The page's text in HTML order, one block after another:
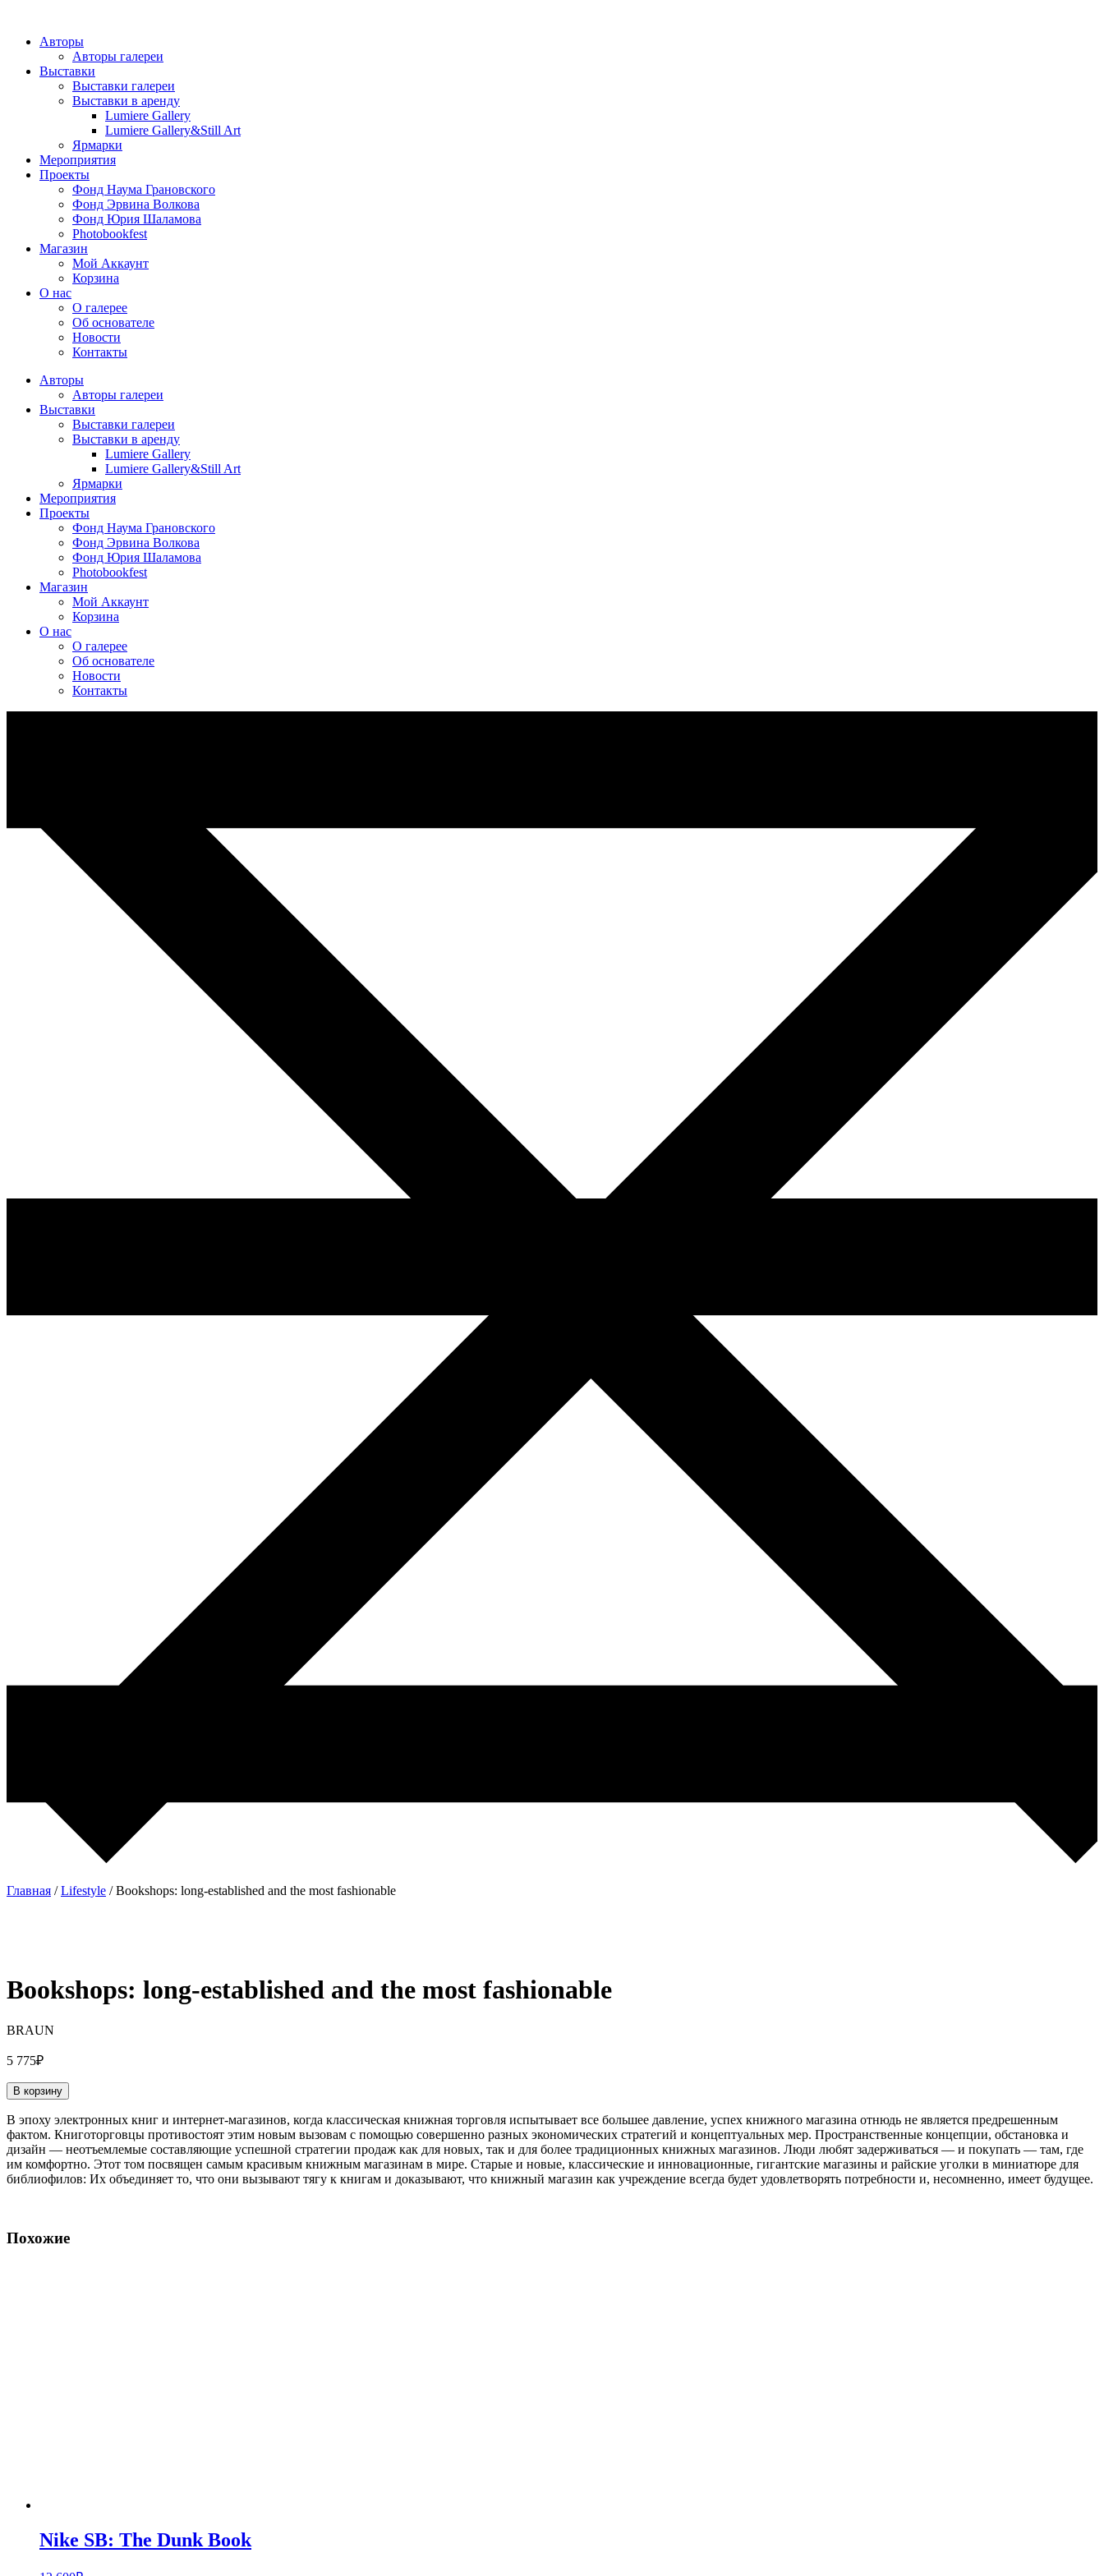
Авторы
Авторы галереи
Выставки
Выставки галереи
Выставки в аренду
Lumiere Gallery
Lumiere Gallery&Still Art
Ярмарки
Мероприятия
Проекты
Фонд Наума Грановского
Фонд Эрвина Волкова
Фонд Юрия Шаламова
Photobookfest
Магазин
Мой Аккаунт
Корзина
О нас
О галерее
Об основателе
Новости
Контакты
Авторы
Авторы галереи
Выставки
Выставки галереи
Выставки в аренду
Lumiere Gallery
Lumiere Gallery&Still Art
Ярмарки
Мероприятия
Проекты
Фонд Наума Грановского
Фонд Эрвина Волкова
Фонд Юрия Шаламова
Photobookfest
Магазин
Мой Аккаунт
Корзина
О нас
О галерее
Об основателе
Новости
Контакты
Главная /Lifestyle / Bookshops: long-established and the most fashionable
Bookshops: long-established and the most fashionable
BRAUN
5 775₽
В корзину
В эпоху электронных книг и интернет-магазинов, когда классическая книжная торговля испытывает все большее давление, успех книжного магазина отнюдь не является предрешенным
фактом. Книготорговцы противостоят этим новым вызовам с помощью совершенно разных экономических стратегий и концептуальных мер. Пространственные концепции, обстановка и
дизайн — неотъемлемые составляющие успешной стратегии продаж как для новых, так и для более традиционных книжных магазинов. Люди любят задерживаться — и покупать — там, где
им комфортно. Этот том посвящен самым красивым книжным магазинам в мире. Старые и новые, классические и инновационные, гигантские магазины и райские уголки в миниатюре для
библиофилов: Их объединяет то, что они вызывают тягу к книгам и доказывают, что книжный магазин как учреждение всегда будет удовлетворять потребности и, несомненно, имеет будущее.
Похожие
Nike SB: The Dunk Book